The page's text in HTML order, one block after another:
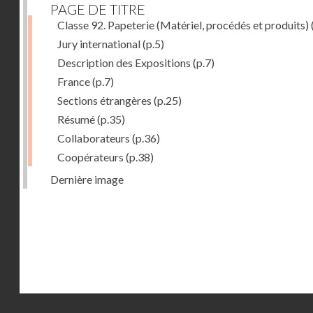
PAGE DE TITRE
Classe 92. Papeterie (Matériel, procédés et produits)
Jury international(p.5)
Description des Expositions (p.7)
France(p.7)
Sections étrangères (p.25)
Résumé(p.35)
Collaborateurs (p.36)
Coopérateurs (p.38)
Dernière image